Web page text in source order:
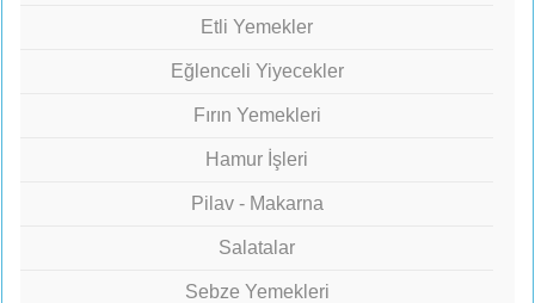
Etli Yemekler
Eğlenceli Yiyecekler
Fırın Yemekleri
Hamur İşleri
Pilav - Makarna
Salatalar
Sebze Yemekleri